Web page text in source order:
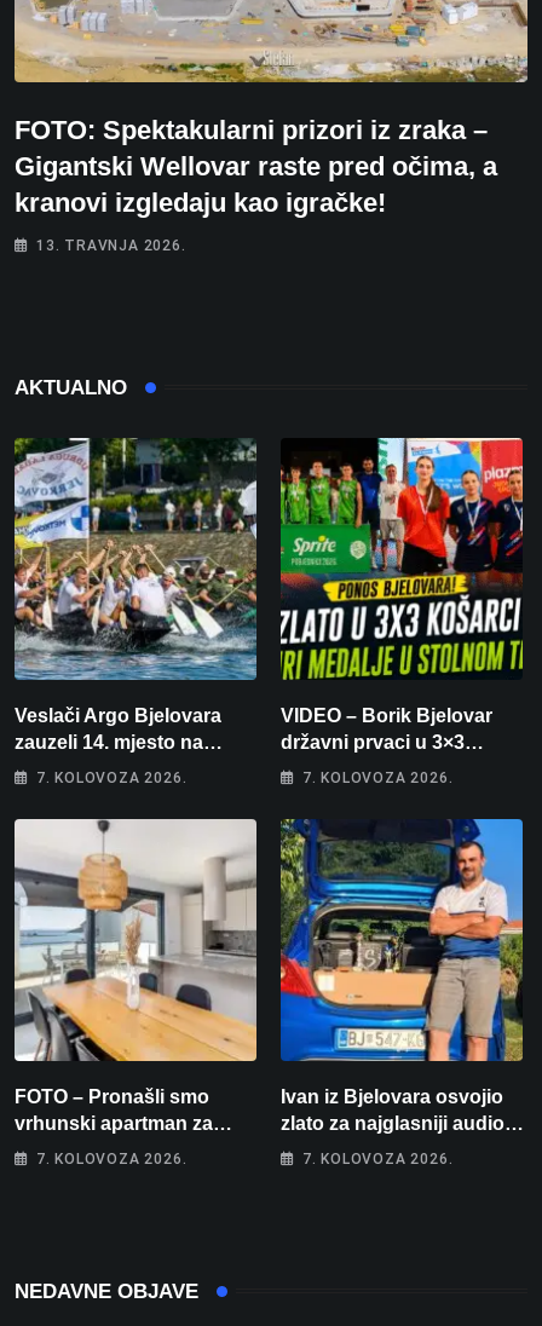
FOTO: Spektakularni prizori iz zraka –
Gigantski Wellovar raste pred očima, a
kranovi izgledaju kao igračke!
13. TRAVNJA 2026.
AKTUALNO
Veslači Argo Bjelovara
zauzeli 14. mjesto na
brzincu
7. KOLOVOZA 2026.
VIDEO – Borik Bjelovar
državni prvaci u 3×3
košarci, Klara Končar je
stolnom tenisu!
7. KOLOVOZA 2026.
FOTO – Pronašli smo
vrhunski apartman za
odmor: Pogled na more, tri
7. KOLOVOZA 2026.
Ivan iz Bjelovara osvojio
zlato za najglasniji audio
sustav i srušio osobni
7. KOLOVOZA 2026.
NEDAVNE OBJAVE